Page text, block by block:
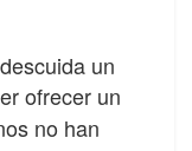
un
ofrecer un
no han